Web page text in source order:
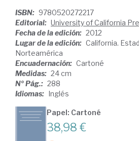
ISBN: 9780520272217
Editorial: University of California
Fecha de la edición: 2012
Lugar de la edición: California.
Norteamérica
Encuadernación: Cartoné
Medidas: 24 cm
Nº Pág.: 288
Idiomas: Inglés
Papel: Cartoné
38,98 €